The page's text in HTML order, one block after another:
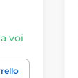
voi